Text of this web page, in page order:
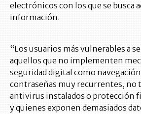
electrónicos con los que se busca
información.
“Los usuarios más vulnerables a
aquellos que no implementen
seguridad digital como navegación
contraseñas muy recurrentes, no
antivirus instalados o protección
y quienes exponen demasiados